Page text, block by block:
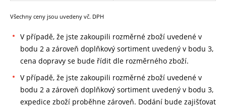
Všechny ceny jsou uvedeny vč. DPH
V případě, že jste zakoupili rozměrné zboží uvedené v
bodu 2 a zároveň doplňkový sortiment uvedený v bodu 3,
cena dopravy se bude řídit dle rozměrného zboží.
V případě, že jste zakoupili rozměrné zboží uvedené v
bodu 2 a zároveň doplňkový sortiment uvedený v bodu 3,
expedice zboží proběhne zároveň. Dodání bude zajišťovat